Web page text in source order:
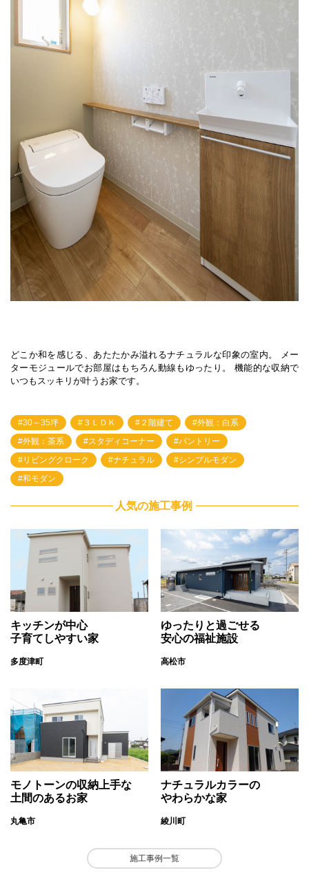
どこか和を感じる、あたたかみ溢れるナチュラルな印象の室内。 メー
ターモジュールでお部屋はもちろん動線もゆったり。 機能的な収納で
いつもスッキリが叶うお家です。
30～35坪 ３ＬＤＫ ２階建て
外観：白系
外観：茶系
スタディコーナー
パントリー
リビングクローク
ナチュラル
シンプルモダン
和モダン
人気の施工事例
キッチンが中心
子育てしやすい家
多度津町
ゆったりと過ごせる
安心の福祉施設
高松市
モノトーンの収納上手な
土間のあるお家
丸亀市
ナチュラルカラーの
やわらかな家
綾川町
施工事例一覧